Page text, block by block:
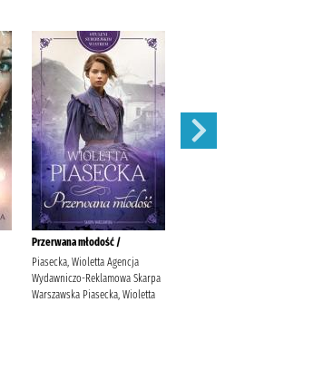
Przerwana młodość /
Piasecka, Wioletta Agencja
Wydawniczo-Reklamowa Skarpa
Warszawska Piasecka, Wioletta